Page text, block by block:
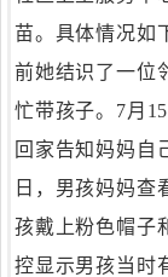
苗。具体情况如
前她结识了一位
忙带孩子。7月
回家告知妈妈自
日，男孩妈妈查
孩戴上粉色帽子
控显示男孩当时